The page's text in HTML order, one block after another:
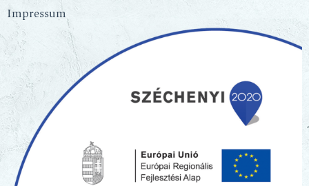
Impressum